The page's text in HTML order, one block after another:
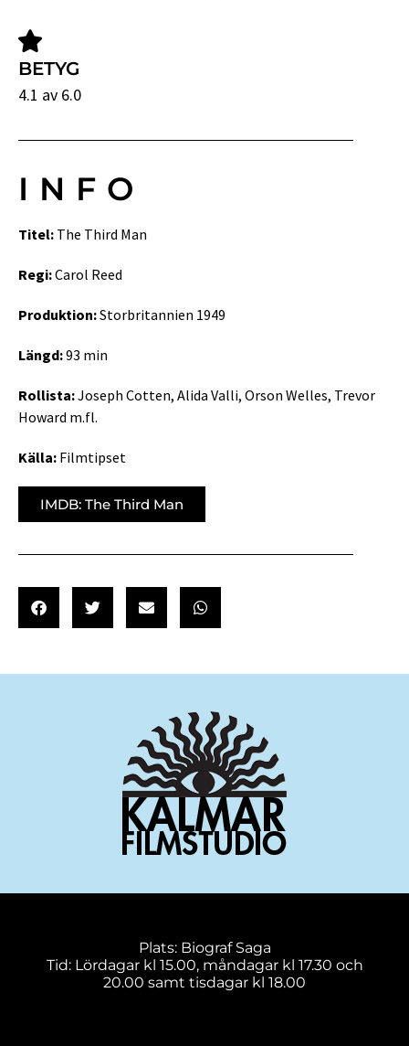
BETYG
4.1 av 6.0
INFO
Titel: The Third Man
Regi:Carol Reed
Produktion:Storbritannien 1949
Längd:93 min
Rollista:Joseph Cotten, Alida Valli, Orson Welles, Trevor
Howard m.fl.
Källa: Filmtipset
IMDB: The Third Man
Plats: Biograf Saga
Tid: Lördagar kl 15.00, måndagar kl 17.30 och
20.00 samt tisdagar kl 18.00